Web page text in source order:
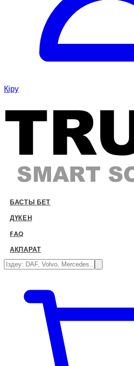
Кіру
БАСТЫ БЕТ
ДҮКЕН
FAQ
АҚПАРАТ